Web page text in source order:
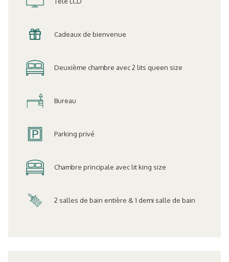
Cadeaux de bienvenue
Deuxième chambre avec 2 lits queen size
Bureau
Parking privé
Chambre principale avec lit king size
2 salles de bain entière & 1 demi salle de bain